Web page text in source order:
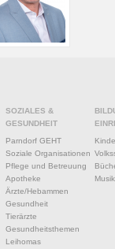
SOZIALES &
GESUNDHEIT
Parndorf GEHT
Soziale Organisationen
Pflege und Betreuung
Apotheke
Ärzte/Hebammen
Gesundheit
Tierärzte
Gesundheitsthemen
Leihomas